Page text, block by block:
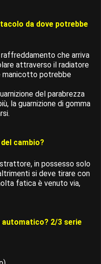
da dove potrebbe
che arriva
attraverso il radiatore
manicotto potrebbe
del parabrezza
la guarnizione di gomma
cambio?
in possesso solo
si deve tirare con
fatica è venuto via,
2/3 serie